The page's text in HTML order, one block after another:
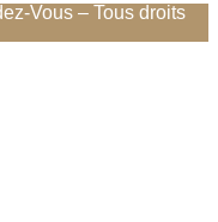
Vous – Tous droits